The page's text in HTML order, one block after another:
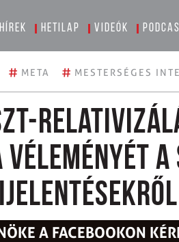
Hírek Hetilap Videók
# META # MESTERSÉGES
a
A FACEBOOKON